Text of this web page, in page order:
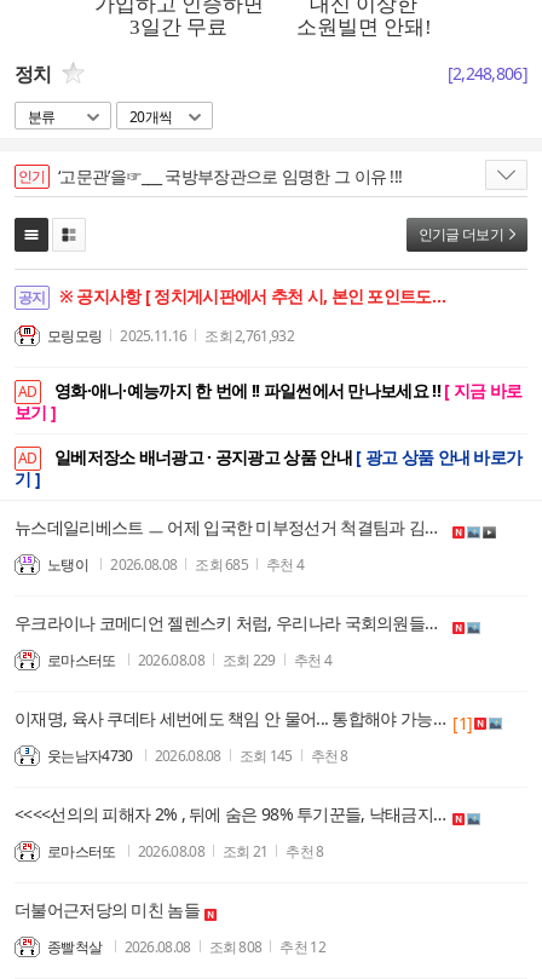
정치 [2,248,806]
분류 20개씩
인기 ‘고문관’을☞___ 국방부장관으로 임명한 그 이유 !!!
인기글 더보기
공지 ※ 공지사항 [ 정치게시판에서 추천 시, 본인 포인트도 함께 상승합니다. ]
모링모링 2025.11.16 조회2,761,932
AD 영화·애니·예능까지 한 번에 !! 파일썬에서 만나보세요 !! [ 지금 바로
보기 ]
AD 일베저장소 배너광고 · 공지광고 상품 안내 [ 광고 상품 안내 바로가
기 ]
뉴스데일리베스트 ㅡ 어제 입국한 미부정선거 척결팀과 김용현이 밝힌 윤석열대통령 의지를 하나로....
노탱이 2026.08.08 조회685 추천 4
우크라이나 코메디언 젤렌스키 처럼, 우리나라 국회의원들도, 코메디같은 말, 잘한다. 이대로 좋은가??
로마스터또 2026.08.08 조회 229 추천 4
이재명, 육사 쿠데타 세번에도 책임 안 물어... 통합해야 가능성 줄어들어 [1]
웃는남자4730 2026.08.08 조회 145 추천8
<<<<선의의 피해자 2% , 뒤에 숨은 98% 투기꾼들, 낙태금지법도 , 그렇고, 간통법도, 그렇다.>>>
로마스터또 2026.08.08 조회 21 추천8
더불어근저당의 미친 놈들
종빨척살 2026.08.08 조회808 추천 12